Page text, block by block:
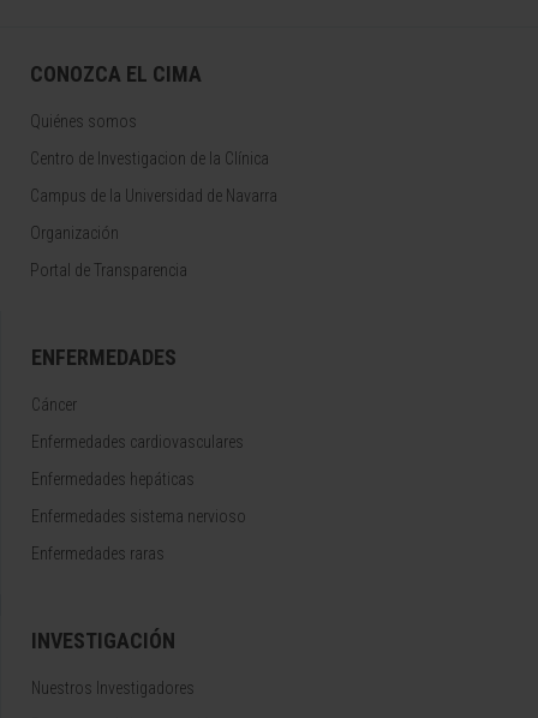
CONOZCA EL CIMA
Quiénes somos
Centro de Investigacion de la Clínica
Campus de la Universidad de Navarra
Organización
Portal de Transparencia
ENFERMEDADES
Cáncer
Enfermedades cardiovasculares
Enfermedades hepáticas
Enfermedades sistema nervioso
Enfermedades raras
INVESTIGACIÓN
Nuestros Investigadores